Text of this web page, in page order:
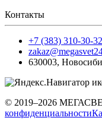
Контакты
+7 (383) 310-30-32
630003,
© 2019–2026
конфиденциальности